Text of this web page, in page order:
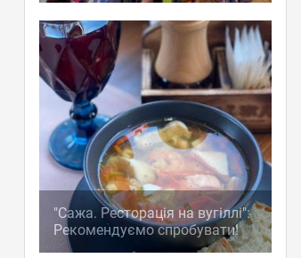
"Сажа. Ресторація на вугіллі":
Рекомендуємо спробувати!